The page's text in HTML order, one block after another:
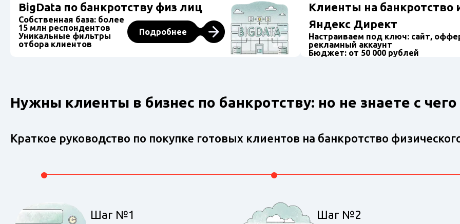
BigData по банкротству физ лиц
Собственная база: более
15 млн респондентов
Уникальные фильтры
отбора клиентов
Подробнее
Клиенты на банкротство
Яндекс Директ
Настраиваем под ключ: сайт,
рекламный аккаунт
Бюджет: от 50 000 рублей
Нужны клиенты в бизнес по банкротству: но не знаете с чего
Краткое руководство по покупке готовых клиентов на банкротство
Шаг №1
Шаг №2